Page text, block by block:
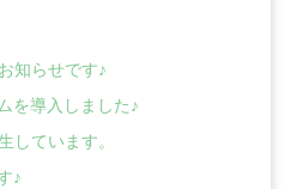
知らせです♪
を導入しました♪
しています。
♪